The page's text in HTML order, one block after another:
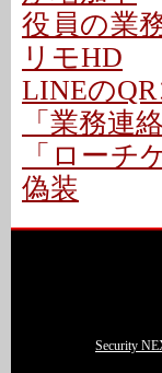
役員の業
リモHD
LINEの
「業務連
「ローチ
偽装
Security